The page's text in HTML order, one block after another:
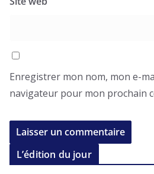
Enregistrer mon nom, mon e-
navigateur pour mon prochain
L’édition du jour